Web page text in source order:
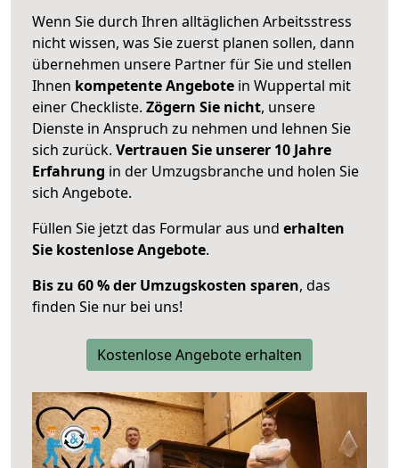
Wenn Sie durch Ihren alltäglichen Arbeitsstress
nicht wissen, was Sie zuerst planen sollen, dann
übernehmen unsere Partner für Sie und stellen
Ihnen kompetente Angebote in Wuppertal mit
einer Checkliste. Zögern Sie nicht, unsere
Dienste in Anspruch zu nehmen und lehnen Sie
sich zurück. Vertrauen Sie unserer 10 Jahre
Erfahrung in der Umzugsbranche und holen Sie
sich Angebote.
Füllen Sie jetzt das Formular aus und erhalten
Sie kostenlose Angebote.
Bis zu 60 % der Umzugskosten sparen, das
finden Sie nur bei uns!
Kostenlose Angebote erhalten